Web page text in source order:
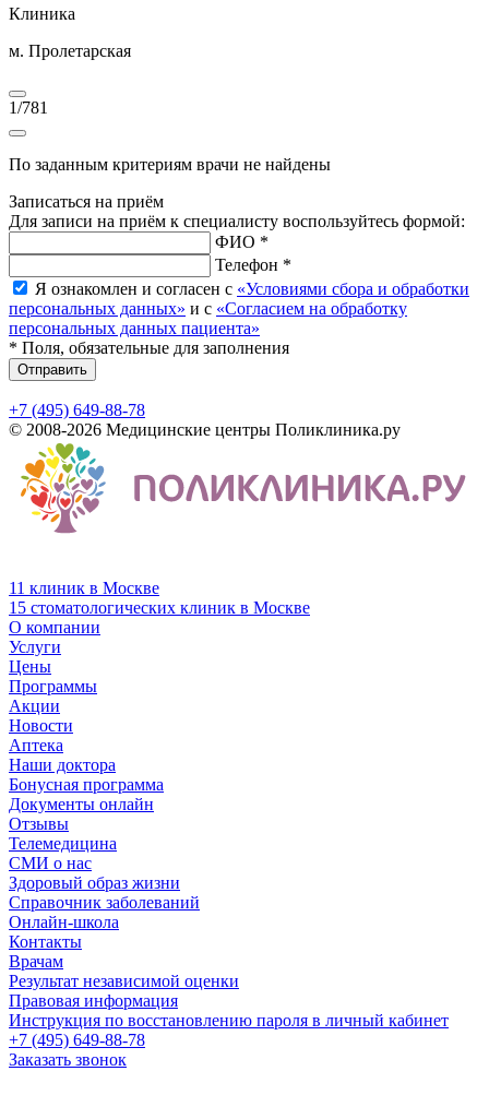
Клиника
м. Пролетарская
1/781
По заданным критериям врачи не найдены
Записаться на приём
Для записи на приём к специалисту воспользуйтесь формой:
ФИО *
Телефон *
Я ознакомлен и согласен с «Условиями сбора и обработки
персональных данных» и с «Согласием на обработку
персональных данных пациента»
* Поля, обязательные для заполнения
Отправить
+7 (495) 649-88-78
© 2008-2026 Медицинские центры Поликлиника.ру
11 клиник в Москве
15 стоматологических клиник в Москве
О компании
Услуги
Цены
Программы
Акции
Новости
Аптека
Наши доктора
Бонусная программа
Документы онлайн
Отзывы
Телемедицина
СМИ о нас
Здоровый образ жизни
Справочник заболеваний
Онлайн-школа
Контакты
Врачам
Результат независимой оценки
Правовая информация
Инструкция по восстановлению пароля в личный кабинет
+7 (495) 649-88-78
Заказать звонок